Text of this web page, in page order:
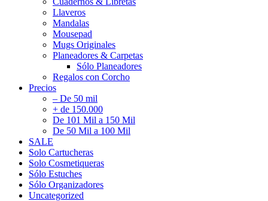
Llaveros
Mandalas
Mousepad
Mugs Originales
Planeadores & Carpetas
Sólo Planeadores
Regalos con Corcho
Precios
– De 50 mil
+ de 150.000
De 101 Mil a 150 Mil
De 50 Mil a 100 Mil
SALE
Solo Cartucheras
Solo Cosmetiqueras
Sólo Estuches
Sólo Organizadores
Uncategorized